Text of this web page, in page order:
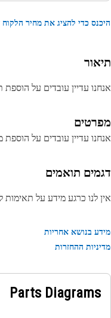
כדי להציג את מחיר הלקוח
עדיין עובדים על הוספת
עדיין עובדים על הוספת
תואמים
לנו כרגע מידע על תאימות
בנושא אחריות
ההחזרות
Parts Diagrams